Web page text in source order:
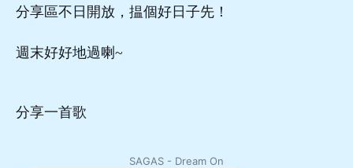
分享區不日開放，揾個好日子先！
週末好好地過喇~
分享一首歌
SAGAS - Dream On